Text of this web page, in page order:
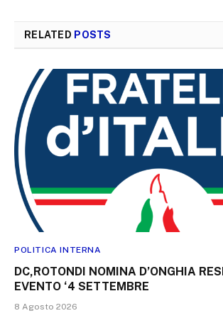
RELATED POSTS
POLITICA INTERNA
DC,ROTONDI NOMINA D’ONGHIA
EVENTO ‘4 SETTEMBRE
8 Agosto 2026